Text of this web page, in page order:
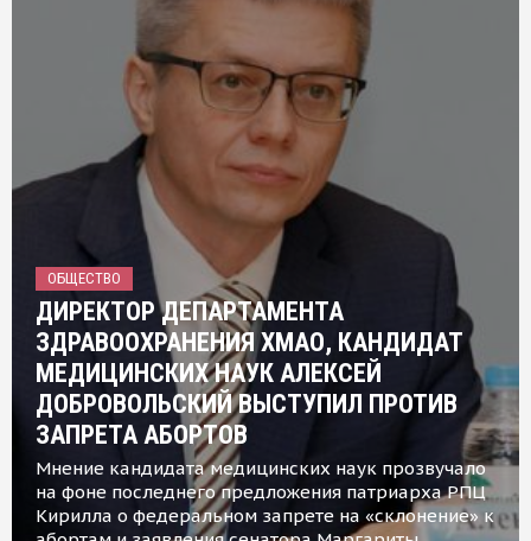
ОБЩЕСТВО
ДИРЕКТОР ДЕПАРТАМЕНТА
ЗДРАВООХРАНЕНИЯ ХМАО, КАНДИДАТ
МЕДИЦИНСКИХ НАУК АЛЕКСЕЙ
ДОБРОВОЛЬСКИЙ ВЫСТУПИЛ ПРОТИВ
ЗАПРЕТА АБОРТОВ
Мнение кандидата медицинских наук прозвучало
на фоне последнего предложения патриарха РПЦ
Кирилла о федеральном запрете на «склонение» к